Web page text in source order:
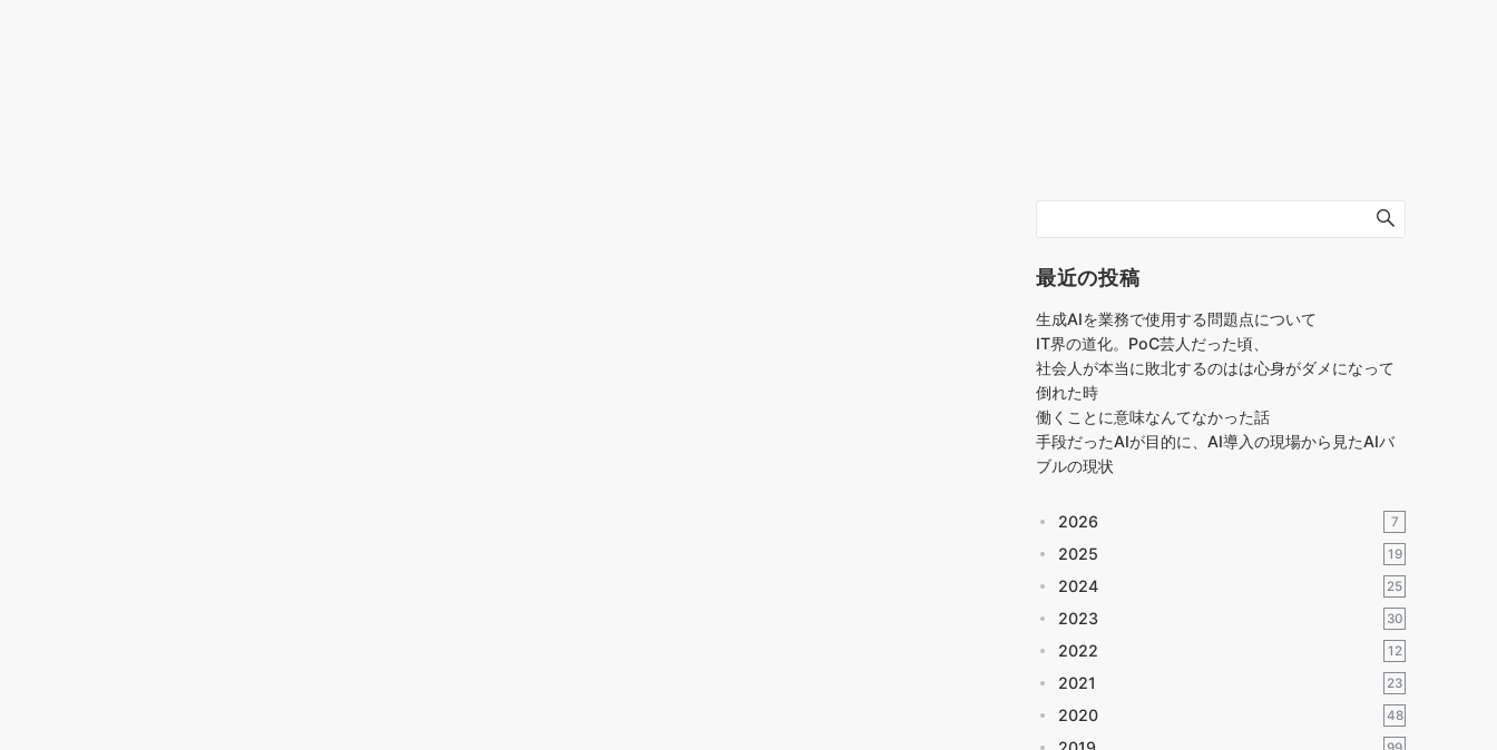
最近の投稿
生成AIを業務で使用する問題点について
IT界の道化。PoC芸人だった頃、
社会人が本当に敗北するのはは心身がダメになって
倒れた時
働くことに意味なんてなかった話
手段だったAIが目的に、AI導入の現場から見たAIバ
ブルの現状
2026 7
2025 19
2024 25
2023 30
2022 12
2021 23
2020 48